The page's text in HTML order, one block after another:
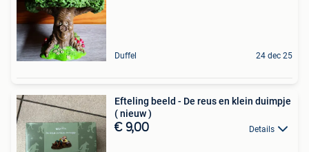
Duffel 24 dec 25
Efteling beeld - De reus en klein duimpje
( nieuw )
€ 9,00 Details